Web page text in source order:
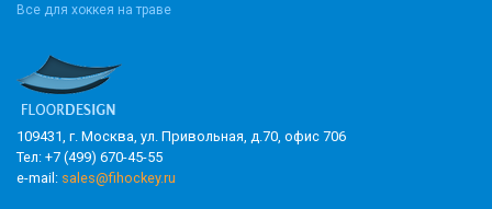
Все для хоккея на траве
109431, г. Москва, ул. Привольная, д.70, офис 706
Тел: +7 (499) 670-45-55
e-mail: sales@fihockey.ru